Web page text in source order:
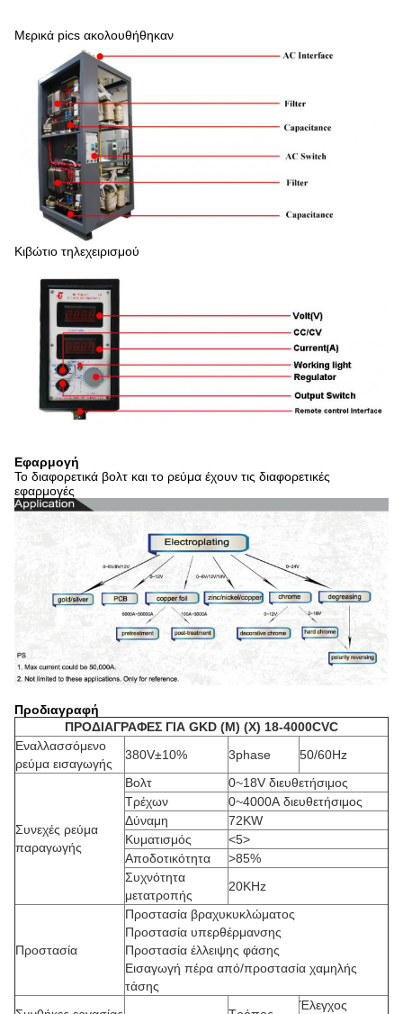
Μερικά pics ακολουθήθηκαν
Κιβώτιο τηλεχειρισμού
Εφαρμογή
Το διαφορετικά βολτ και το ρεύμα έχουν τις διαφορετικές
εφαρμογές
Προδιαγραφή
ΠΡΟΔΙΑΓΡΑΦΕΣ ΓΙΑ GKD (Μ) (Χ) 18-4000CVC
Εναλλασσόμενο
ρεύμα εισαγωγής
380V±10% 3phase 50/60Hz
Συνεχές ρεύμα
παραγωγής
Βολτ
0~18V διευθετήσιμος
Τρέχων
0~4000A διευθετήσιμος
Δύναμη
72KW
Κυματισμός
<5>
Αποδοτικότητα
>85%
Συχνότητα
μετατροπής
20KHz
Προστασία
Προστασία βραχυκυκλώματος
Προστασία υπερθέρμανσης
Προστασία έλλειψης φάσης
Εισαγωγή πέρα από/προστασία χαμηλής
τάσης
Έλεγχος